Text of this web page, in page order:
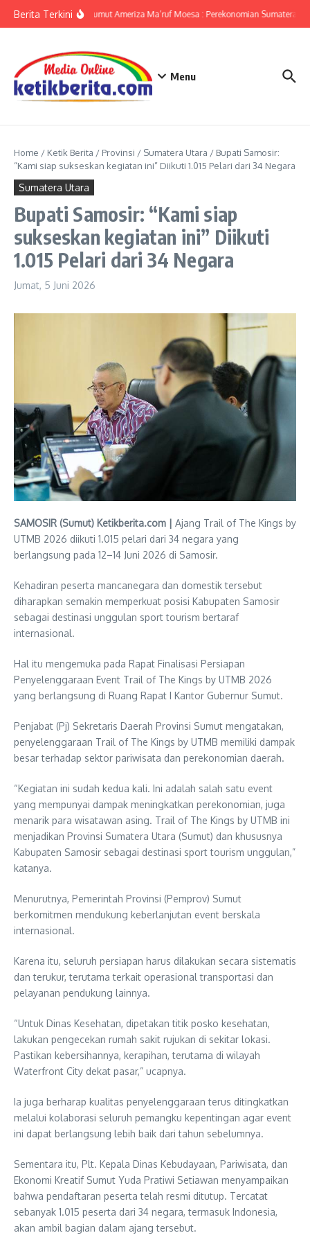
Berita TerkiniKPwBI Sumut Ameriza Ma’ruf Moesa : Perekonomian Sumatera
Menu
Home / Ketik Berita / Provinsi / Sumatera Utara / Bupati Samosir:
“Kami siap sukseskan kegiatan ini” Diikuti 1.015 Pelari dari 34 Negara
Sumatera Utara
Bupati Samosir: “Kami siap
sukseskan kegiatan ini” Diikuti
1.015 Pelari dari 34 Negara
Jumat, 5 Juni 2026
SAMOSIR (Sumut) Ketikberita.com | Ajang Trail of The Kings by
UTMB 2026 diikuti 1.015 pelari dari 34 negara yang
berlangsung pada 12–14 Juni 2026 di Samosir.
Kehadiran peserta mancanegara dan domestik tersebut
diharapkan semakin memperkuat posisi Kabupaten Samosir
sebagai destinasi unggulan sport tourism bertaraf
internasional.
Hal itu mengemuka pada Rapat Finalisasi Persiapan
Penyelenggaraan Event Trail of The Kings by UTMB 2026
yang berlangsung di Ruang Rapat I Kantor Gubernur Sumut.
Penjabat (Pj) Sekretaris Daerah Provinsi Sumut mengatakan,
penyelenggaraan Trail of The Kings by UTMB memiliki dampak
besar terhadap sektor pariwisata dan perekonomian daerah.
“Kegiatan ini sudah kedua kali. Ini adalah salah satu event
yang mempunyai dampak meningkatkan perekonomian, juga
menarik para wisatawan asing. Trail of The Kings by UTMB ini
menjadikan Provinsi Sumatera Utara (Sumut) dan khususnya
Kabupaten Samosir sebagai destinasi sport tourism unggulan,”
katanya.
Menurutnya, Pemerintah Provinsi (Pemprov) Sumut
berkomitmen mendukung keberlanjutan event berskala
internasional.
Karena itu, seluruh persiapan harus dilakukan secara sistematis
dan terukur, terutama terkait operasional transportasi dan
pelayanan pendukung lainnya.
“Untuk Dinas Kesehatan, dipetakan titik posko kesehatan,
lakukan pengecekan rumah sakit rujukan di sekitar lokasi.
Pastikan kebersihannya, kerapihan, terutama di wilayah
Waterfront City dekat pasar,” ucapnya.
Ia juga berharap kualitas penyelenggaraan terus ditingkatkan
melalui kolaborasi seluruh pemangku kepentingan agar event
ini dapat berlangsung lebih baik dari tahun sebelumnya.
Sementara itu, Plt. Kepala Dinas Kebudayaan, Pariwisata, dan
Ekonomi Kreatif Sumut Yuda Pratiwi Setiawan menyampaikan
bahwa pendaftaran peserta telah resmi ditutup. Tercatat
sebanyak 1.015 peserta dari 34 negara, termasuk Indonesia,
akan ambil bagian dalam ajang tersebut.